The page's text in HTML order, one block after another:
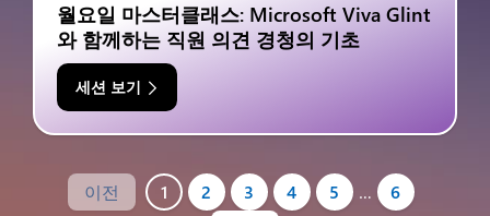
월요일 마스터클래스: Microsoft Viva Glint
와 함께하는 직원 의견 경청의 기초
세션 보기
이전 1 2 3 4 5 …
6